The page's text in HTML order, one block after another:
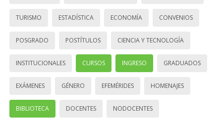
TURISMO ESTADÍSTICA ECONOMÍA CONVENIOS
POSGRADO POSTÍTULOS CIENCIA Y TECNOLOGÍA
INSTITUCIONALES CURSOS INGRESO GRADUADOS
EXÁMENES GÉNERO EFEMÉRIDES HOMENAJES
BIBLIOTECA DOCENTES NODOCENTES